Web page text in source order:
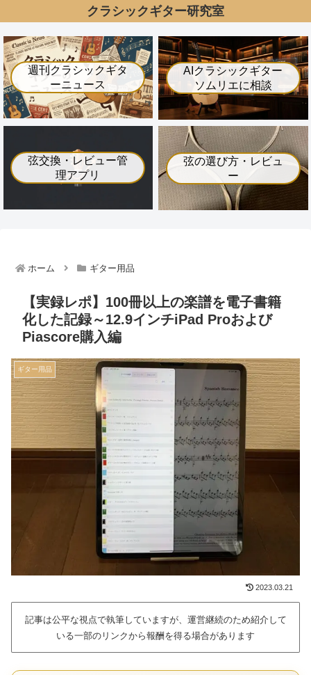
クラシックギター研究室
週刊クラシックギタ
ーニュース
AIクラシックギター
ソムリエに相談
弦交換・レビュー管
理アプリ
弦の選び方・レビュ
ー
ホーム ギター用品
【実録レポ】100冊以上の楽譜を電子書籍
化した記録～12.9インチiPad Proおよび
Piascore購入編
ギター用品
2023.03.21
記事は公平な視点で執筆していますが、運営継続のため紹介して
いる一部のリンクから報酬を得る場合があります